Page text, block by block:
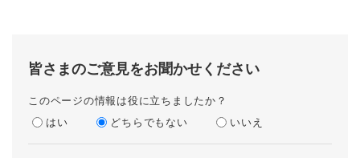
皆さまのご意見をお聞かせください
このページの情報は役に立ちましたか？
はい
どちらでもない いいえ